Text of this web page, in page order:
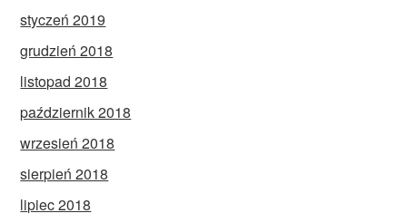
styczeń 2019
grudzień 2018
listopad 2018
październik 2018
wrzesień 2018
sierpień 2018
lipiec 2018